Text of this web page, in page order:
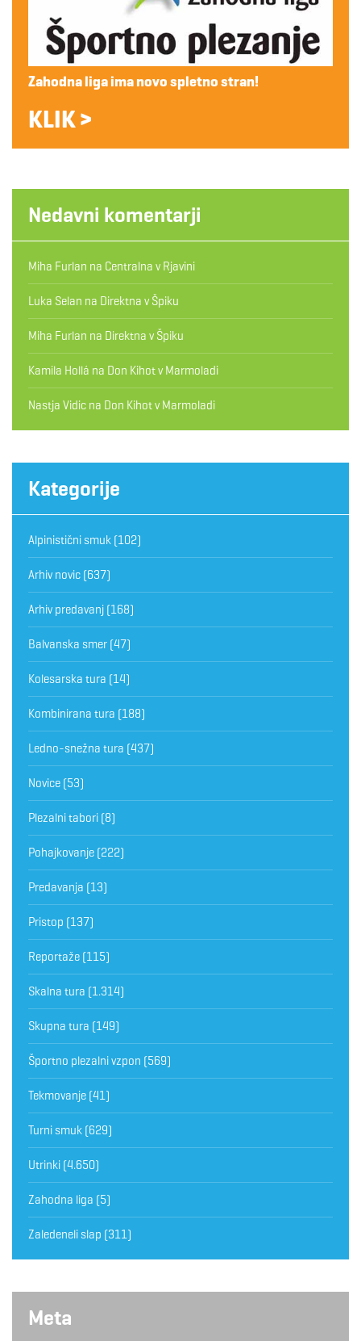
Zahodna liga ima novo spletno stran!
KLIK >
Nedavni komentarji
Miha Furlan na Centralna v Rjavini
Luka Selan na Direktna v Špiku
Miha Furlan na Direktna v Špiku
Kamila Hollá na Don Kihot v Marmoladi
Nastja Vidic na Don Kihot v Marmoladi
Kategorije
Alpinistični smuk (102)
Arhiv novic (637)
Arhiv predavanj (168)
Balvanska smer (47)
Kolesarska tura (14)
Kombinirana tura (188)
Ledno-snežna tura (437)
Novice (53)
Plezalni tabori (8)
Pohajkovanje (222)
Predavanja (13)
Pristop (137)
Reportaže (115)
Skalna tura (1.314)
Skupna tura (149)
Športno plezalni vzpon (569)
Tekmovanje (41)
Turni smuk (629)
Utrinki (4.650)
Zahodna liga (5)
Zaledeneli slap (311)
Meta